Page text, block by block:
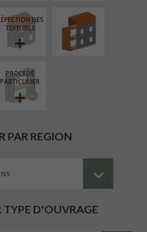
DES
TOITURES
PROCÉDÉ
PARTICULIER
PAR REGION
TYPE D'OUVRAGE